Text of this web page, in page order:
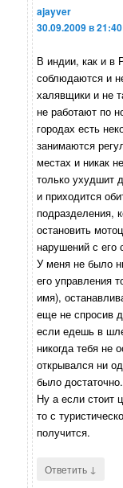
ajayver
30.09.2009 в 21:40
В индии, как и в
соблюдаются и
халявщики и не
не работают по
городах есть
занимаются
местах и никак
только ухудшит
и приходится
подразделения,
остановить
нарушений с его
У меня не было
его управления
имя),
еще не спросив
если едешь в
никогда тебя не
открывался ни
было достаточно.
Ну а если стоит
то с
получится.
Ответить ↓